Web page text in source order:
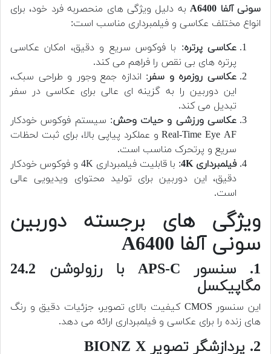
سونی آلفا A6400
به دلیل ویژگی های منحصربه فرد خود، برای
انواع مختلف عکاسی و فیلمبرداری مناسب است:
عکاسی پرتره: با فوکوس سریع و دقیق، امکان عکاسی
پرتره های بی نقص را فراهم می کند.
عکاسی روزمره و سفر: اندازه جمع وجور و طراحی سبک،
این دوربین را به گزینه ای عالی برای عکاسی در سفر
تبدیل می کند.
عکاسی ورزشی و حیات وحش: سیستم فوکوس خودکار
Real-Time Eye AF و عملکرد پیاپی بالا، برای ثبت لحظات
سریع و پرتحرک مناسب است.
فیلمبرداری 4K
: با قابلیت فیلمبرداری 4K و فوکوس خودکار
دقیق، این دوربین برای تولید محتوای ویدیویی عالی
است.
ویژگی های برجسته دوربین
سونی آلفا A6400
1. سنسور APS-C با رزولوشن 24.2
مگاپیکسل
این سنسور CMOS کیفیت بالای تصویر، جزئیات دقیق و رنگ
های زنده را برای عکاسی و فیلمبرداری ارائه می دهد.
2. پردازشگر تصویر BIONZ X